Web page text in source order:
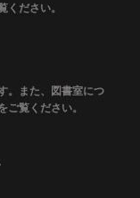
ください。
。また、図書室につ
ご覧ください。